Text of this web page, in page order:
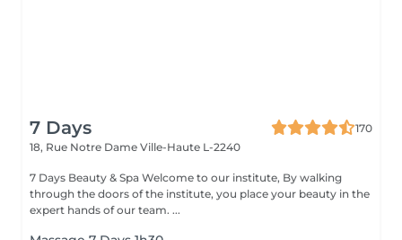
7 Days
170
18, Rue Notre Dame Ville-Haute L-2240
7 Days Beauty & Spa Welcome to our institute, By walking
through the doors of the institute, you place your beauty in the
expert hands of our team. ...